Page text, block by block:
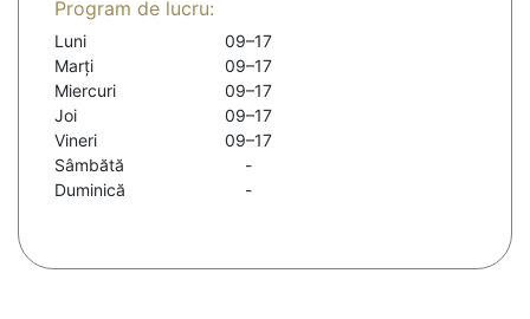
Program de lucru:
Luni
09–17
Marți
09–17
Miercuri
09–17
Joi
09–17
Vineri
09–17
Sâmbătă
-
Duminică
-